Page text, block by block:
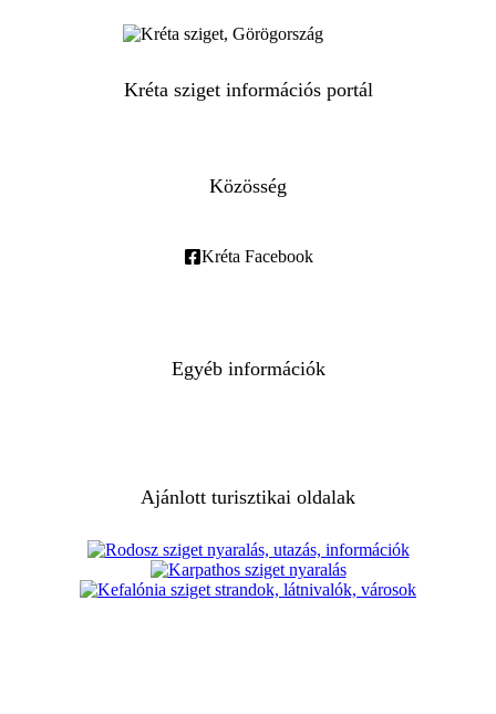
Kréta sziget információs portál
Közösség
Kréta Facebook
Egyéb információk
Ajánlott turisztikai oldalak